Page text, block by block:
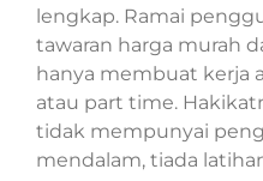
lengkap. Ramai
tawaran harga murah
hanya membuat kerja
atau part time.
tidak mempunyai
mendalam, tiada